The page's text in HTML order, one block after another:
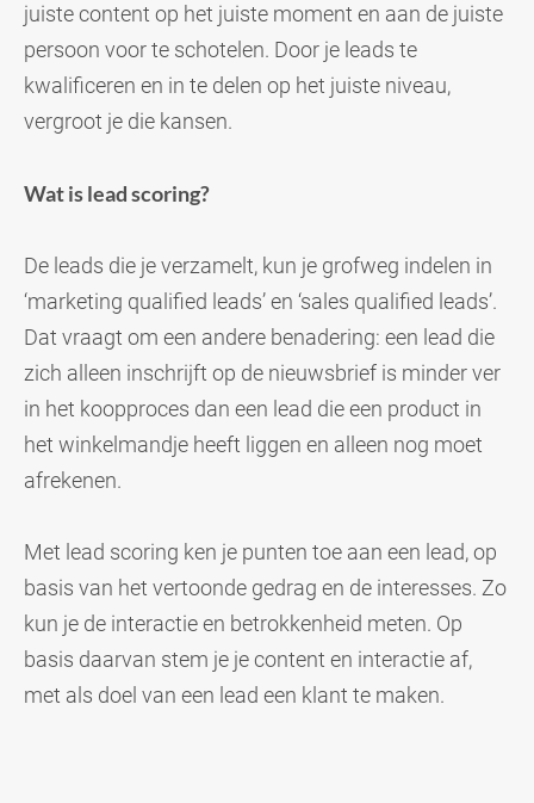
juiste content op het juiste moment en aan de juiste
persoon voor te schotelen. Door je leads te
kwalificeren en in te delen op het juiste niveau,
vergroot je die kansen.
Wat is lead scoring?
De leads die je verzamelt, kun je grofweg indelen in
‘marketing qualified leads’ en ‘sales qualified leads’.
Dat vraagt om een andere benadering: een lead die
zich alleen inschrijft op de nieuwsbrief is minder ver
in het koopproces dan een lead die een product in
het winkelmandje heeft liggen en alleen nog moet
afrekenen.
Met lead scoring ken je punten toe aan een lead, op
basis van het vertoonde gedrag en de interesses. Zo
kun je de interactie en betrokkenheid meten. Op
basis daarvan stem je je content en interactie af,
met als doel van een lead een klant te maken.